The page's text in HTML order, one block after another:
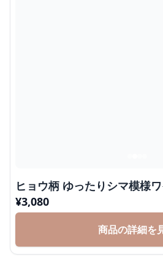
ヒョウ柄 ゆったりシマ模様
¥3,080
商品の詳細を